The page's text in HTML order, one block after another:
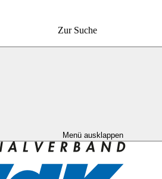
Zur Suche
Menü ausklappen